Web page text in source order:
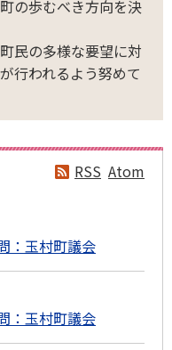
の歩むべき方向を決
民の多様な要望に対
行われるよう努めて
RSS Atom
：玉村町議会
：玉村町議会